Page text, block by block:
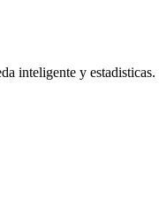
inteligente y estadisticas.